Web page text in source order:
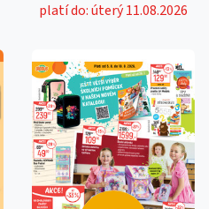
platí do: úterý 11.08.2026